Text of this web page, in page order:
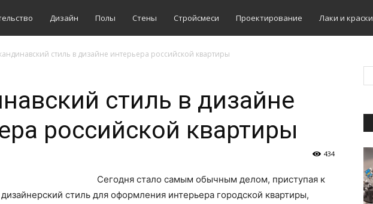
Дизайн Полы Стены Стройсмеси Проектирование Лаки и краски
стиль в дизайне интерьера российской квартиры
стиль в дизайне
российской квартиры
434
Сегодня стало самым обычным делом, приступая к
стиль для оформления интерьера городской квартиры,